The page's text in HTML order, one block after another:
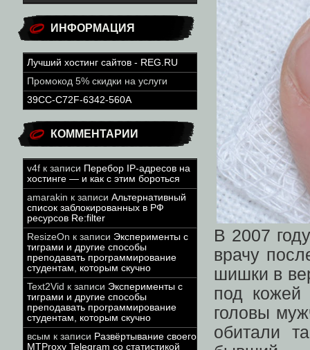
ИНФОРМАЦИЯ
Лучший хостинг сайтов - REG.RU
Промокод 5% скидки на услуги
39CC-C72F-6342-560A
КОММЕНТАРИИ
v4f к записи Перебор IP-адресов на
хостинге — и как с этим бороться
amarakin к записи Альтернативный
список заблокированных в РФ
ресурсов Re:filter
ResizeOn к записи Эксперименты с
тиграми и другие способы
преподавать программирование
студентам, которым скучно
Text2Vid к записи Эксперименты с
тиграми и другие способы
преподавать программирование
студентам, которым скучно
всым к записи Развёртывание своего
MTProxy Telegram со статистикой
В 2007
врачу
шишки в
под кожей
головы
обитали